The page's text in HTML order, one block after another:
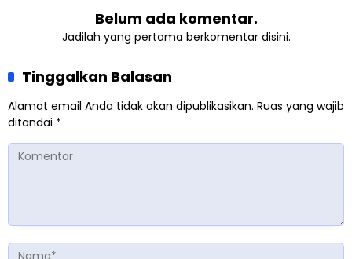
Belum ada komentar.
Jadilah yang pertama berkomentar disini.
Tinggalkan Balasan
Alamat email Anda tidak akan dipublikasikan. Ruas yang wajib
ditandai *